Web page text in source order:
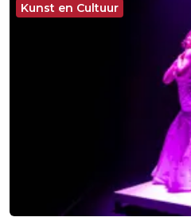
Kunst en Cultuur